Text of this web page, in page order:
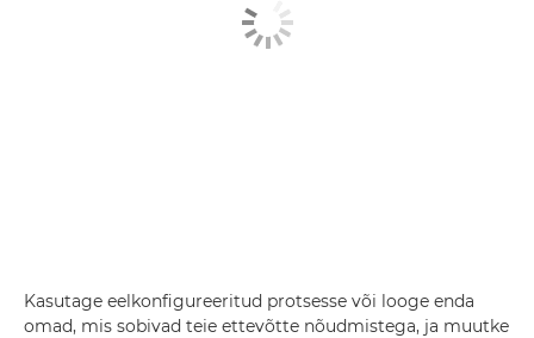
Kasutage eelkonfigureeritud protsesse või looge enda
omad, mis sobivad teie ettevõtte nõudmistega, ja muutke